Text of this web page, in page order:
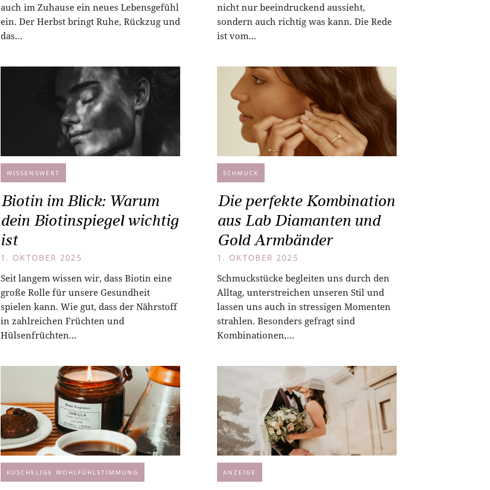
auch im Zuhause ein neues Lebensgefühl
ein. Der Herbst bringt Ruhe, Rückzug und
das…
nicht nur beeindruckend aussieht,
sondern auch richtig was kann. Die Rede
ist vom…
WISSENSWERT
Biotin im Blick: Warum
dein Biotinspiegel wichtig
ist
1. OKTOBER 2025
Seit langem wissen wir, dass Biotin eine
große Rolle für unsere Gesundheit
spielen kann. Wie gut, dass der Nährstoff
in zahlreichen Früchten und
Hülsenfrüchten…
SCHMUCK
Die perfekte Kombination
aus Lab Diamanten und
Gold Armbänder
1. OKTOBER 2025
Schmuckstücke begleiten uns durch den
Alltag, unterstreichen unseren Stil und
lassen uns auch in stressigen Momenten
strahlen. Besonders gefragt sind
Kombinationen,…
KUSCHELIGE WOHLFÜHLSTIMMUNG ANZEIGE